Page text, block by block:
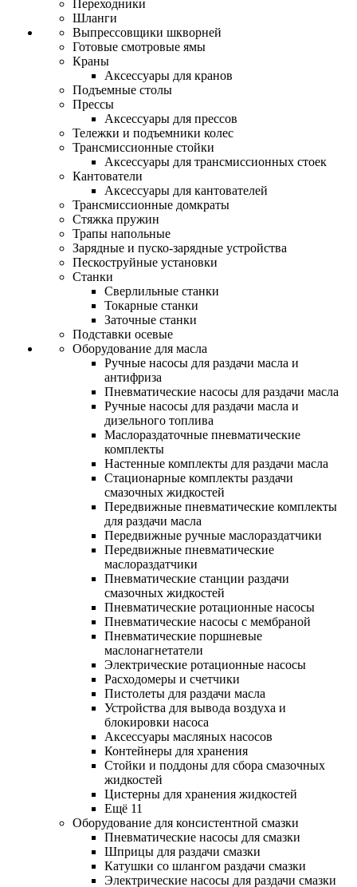
Переходники
Шланги
Выпрессовщики шкворней
Готовые смотровые ямы
Краны
Аксессуары для кранов
Подъемные столы
Прессы
Аксессуары для прессов
Тележки и подъемники колес
Трансмиссионные стойки
Аксессуары для трансмиссионных стоек
Кантователи
Аксессуары для кантователей
Трансмиссионные домкраты
Стяжка пружин
Трапы напольные
Зарядные и пуско-зарядные устройства
Пескоструйные установки
Станки
Сверлильные станки
Токарные станки
Заточные станки
Подставки осевые
Оборудование для масла
Ручные насосы для раздачи масла и
антифриза
Пневматические насосы для раздачи масла
Ручные насосы для раздачи масла и
дизельного топлива
Маслораздаточные пневматические
комплекты
Настенные комплекты для раздачи масла
Стационарные комплекты раздачи
смазочных жидкостей
Передвижные пневматические комплекты
для раздачи масла
Передвижные ручные маслораздатчики
Передвижные пневматические
маслораздатчики
Пневматические станции раздачи
смазочных жидкостей
Пневматические ротационные насосы
Пневматические насосы с мембраной
Пневматические поршневые
маслонагнетатели
Электрические ротационные насосы
Расходомеры и счетчики
Пистолеты для раздачи масла
Устройства для вывода воздуха и
блокировки насоса
Аксессуары масляных насосов
Контейнеры для хранения
Стойки и поддоны для сбора смазочных
жидкостей
Цистерны для хранения жидкостей
Ещё 11
Оборудование для консистентной смазки
Пневматические насосы для смазки
Шприцы для раздачи смазки
Катушки со шлангом раздачи смазки
Электрические насосы для раздачи смазки